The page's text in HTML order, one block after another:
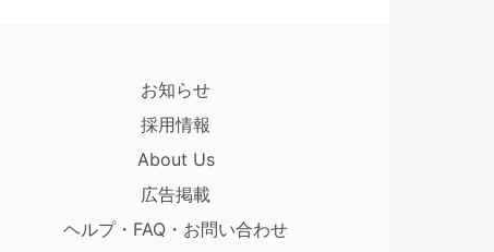
お知らせ
採用情報
About Us
広告掲載
ヘルプ・FAQ・お問い合わせ